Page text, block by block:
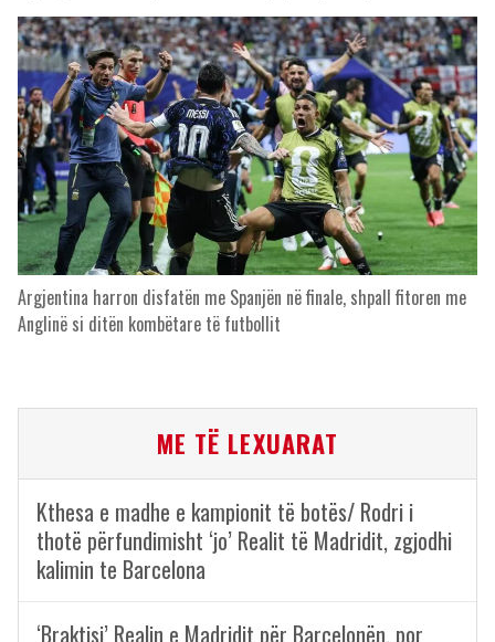
Argjentina harron disfatën me Spanjën në finale, shpall fitoren me
Anglinë si ditën kombëtare të futbollit
ME TË LEXUARAT
Kthesa e madhe e kampionit të botës/ Rodri i
thotë përfundimisht ‘jo’ Realit të Madridit, zgjodhi
kalimin te Barcelona
‘Braktisi’ Realin e Madridit për Barcelonën, por